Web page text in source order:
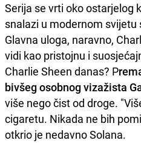
Serija se vrti oko ostarjelog
snalazi u modernom
Glavna uloga, naravno,
vidi kao pristojnu i
Charlie Sheen danas? P
bivšeg osobnog vizažista
više nego čist od droge.
cigaretu. Nikada ne bih
otkrio je nedavno Solana.